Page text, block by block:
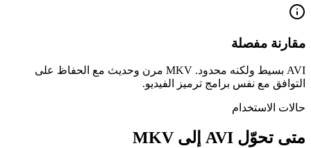
مقارنة مفصلة
AVI بسيط ولكنه محدود. MKV مرن وحديث مع الحفاظ على
التوافق مع نفس برامج ترميز الفيديو.
حالات الاستخدام
متى تحوّل AVI إلى MKV